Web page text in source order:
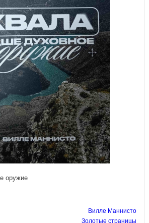
оружие
Вилле Маннисто
Золотые страницы